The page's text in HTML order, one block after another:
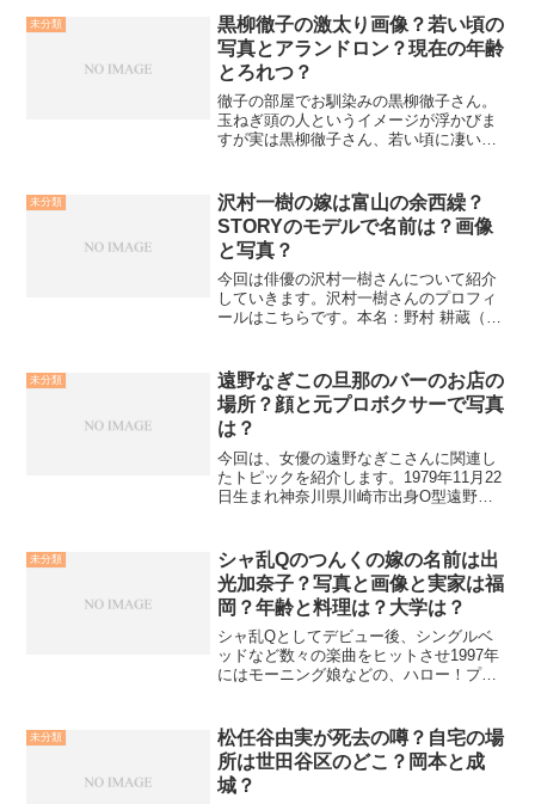
てみました。蛯原友里の子供の画像と名
前と性別は？2009年に...
未分類
黒柳徹子の激太り画像？若い頃の
写真とアランドロン？現在の年齢
とろれつ？
徹子の部屋でお馴染みの黒柳徹子さん。
玉ねぎ頭の人というイメージが浮かびま
すが実は黒柳徹子さん、若い頃に凄い伝
になるその内容や、発達障害やろれつに
ついてなども調べてみまし...
未分類
沢村一樹の嫁は富山の余西繰？
STORYのモデルで名前は？画像
と写真？
今回は俳優の沢村一樹さんについて紹介
していきます。沢村一樹さんのプロフィ
ールはこちらです。本名：野村 耕蔵（の
液型：Ｂ型身長：１８４ｃｍ数々のドラ
マや映画で大...
未分類
遠野なぎこの旦那のバーのお店の
場所？顔と元プロボクサーで写真
は？
今回は、女優の遠野なぎこさんに関連し
たトピックを紹介します。1979年11月22
日生まれ神奈川県川崎市出身O型遠野さ
いわゆる「お高くとまった芸能人」とい
う感じではありま...
未分類
シャ乱Qのつんくの嫁の名前は出
光加奈子？写真と画像と実家は福
岡？年齢と料理は？大学は？
シャ乱Qとしてデビュー後、シングルベ
ッドなど数々の楽曲をヒットさせ1997年
にはモーニング娘などの、ハロー！プロ
がんにより声帯を摘出されています。そ
の摘出前、最後に発さ...
未分類
松任谷由実が死去の噂？自宅の場
所は世田谷区のどこ？岡本と成
城？